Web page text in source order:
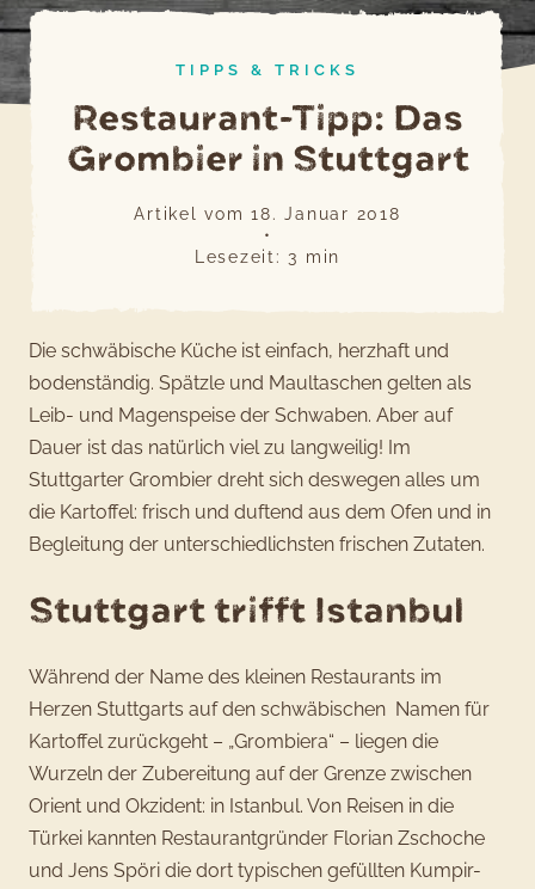
TIPPS & TRICKS
Restaurant-Tipp: Das
Grombier in Stuttgart
Artikel vom18. Januar 2018
•
Lesezeit: 3 min
Die schwäbische Küche ist einfach, herzhaft und
bodenständig. Spätzle und Maultaschen gelten als
Leib- und Magenspeise der Schwaben. Aber auf
Dauer ist das natürlich viel zu langweilig! Im
Stuttgarter Grombier dreht sich deswegen alles um
die Kartoffel: frisch und duftend aus dem Ofen und in
Begleitung der unterschiedlichsten frischen Zutaten.
Stuttgart trifft Istanbul
Während der Name des kleinen Restaurants im
Herzen Stuttgarts auf den schwäbischen Namen für
Kartoffel zurückgeht – „Grombiera“ – liegen die
Wurzeln der Zubereitung auf der Grenze zwischen
Orient und Okzident: in Istanbul. Von Reisen in die
Türkei kannten Restaurantgründer Florian Zschoche
und Jens Spöri die dort typischen gefüllten Kumpir-